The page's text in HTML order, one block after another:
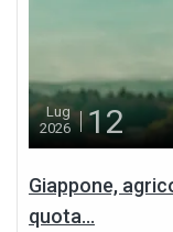
Lug
2026
12
Giappone,
quota...